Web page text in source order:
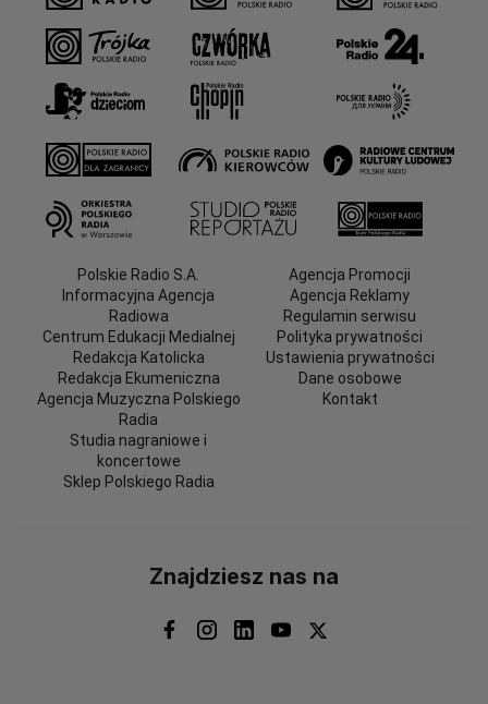
Polskie Radio S.A.
Informacyjna Agencja
Radiowa
Centrum Edukacji Medialnej
Redakcja Katolicka
Redakcja Ekumeniczna
Agencja Muzyczna Polskiego
Radia
Studia nagraniowe i
koncertowe
Sklep Polskiego Radia
Agencja Promocji
Agencja Reklamy
Regulamin serwisu
Polityka prywatności
Ustawienia prywatności
Dane osobowe
Kontakt
Znajdziesz nas na